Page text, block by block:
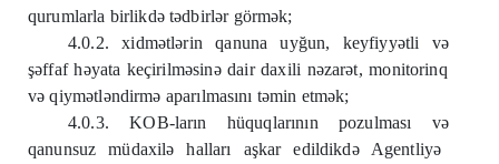
qurumlarla birlikdətədbirlər görmək;
4.0.2. xidmətlərin qanuna uyğun, keyfiyyətli və
şəffaf həyata keçirilməsinədair daxili nəzarət, monitorinq
və qiymətləndirmə aparılmasını təmin etmək;
4.0.3. KOB-ların hüquqlarının pozulması və
qanunsuz müdaxilə halları aşkar edildikdəAgentliyə